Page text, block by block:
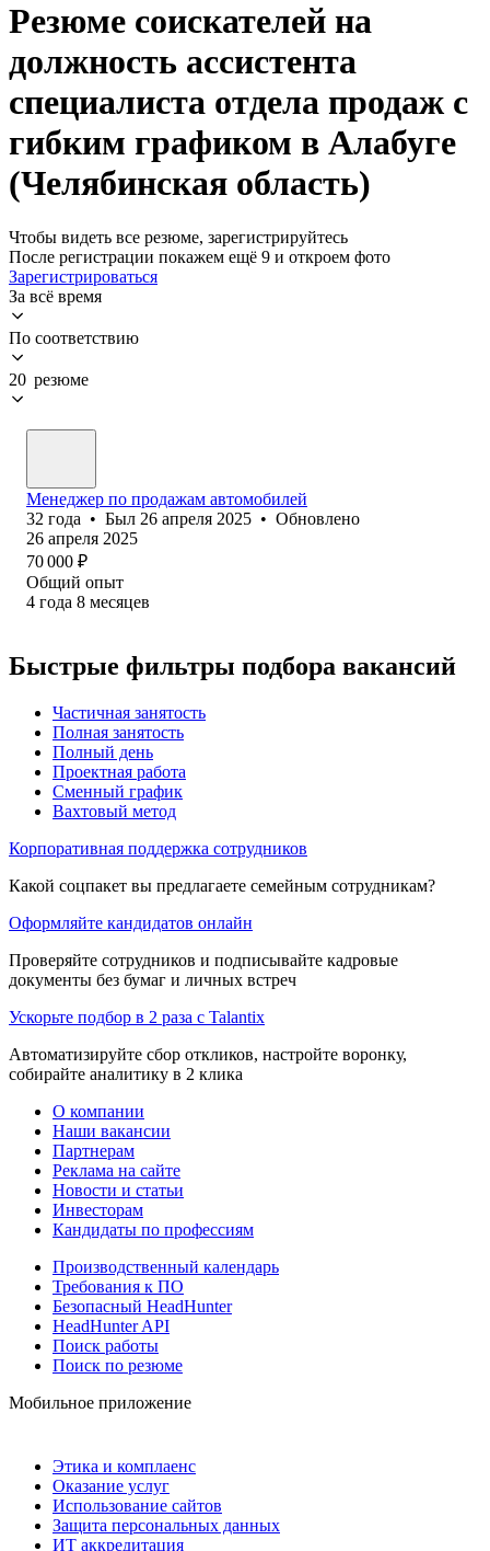
Резюме соискателей на
должность ассистента
специалиста отдела продаж с
гибким графиком в Алабуге
(Челябинская область)
Чтобы видеть все резюме, зарегистрируйтесь
После регистрации покажем ещё 9 и откроем фото
Зарегистрироваться
За всё время
По соответствию
20 резюме
Менеджер по продажам автомобилей
32 года • Был 26 апреля 2025 • Обновлено
26 апреля 2025
70 000 ₽
Общий опыт
4 года 8 месяцев
Быстрые фильтры подбора вакансий
Частичная занятость
Полная занятость
Полный день
Проектная работа
Сменный график
Вахтовый метод
Корпоративная поддержка сотрудников
Какой соцпакет вы предлагаете семейным сотрудникам?
Оформляйте кандидатов онлайн
Проверяйте сотрудников и подписывайте кадровые
документы без бумаг и личных встреч
Ускорьте подбор в 2 раза с Talantix
Автоматизируйте сбор откликов, настройте воронку,
собирайте аналитику в 2 клика
О компании
Наши вакансии
Партнерам
Реклама на сайте
Новости и статьи
Инвесторам
Кандидаты по профессиям
Производственный календарь
Требования к ПО
Безопасный HeadHunter
HeadHunter API
Поиск работы
Поиск по резюме
Мобильное приложение
Этика и комплаенс
Оказание услуг
Использование сайтов
Защита персональных данных
ИТ аккредитация